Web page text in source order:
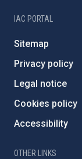
IAC PORTAL
Sitemap
Privacy policy
Legal notice
Cookies policy
Accessibility
OTHER LINKS